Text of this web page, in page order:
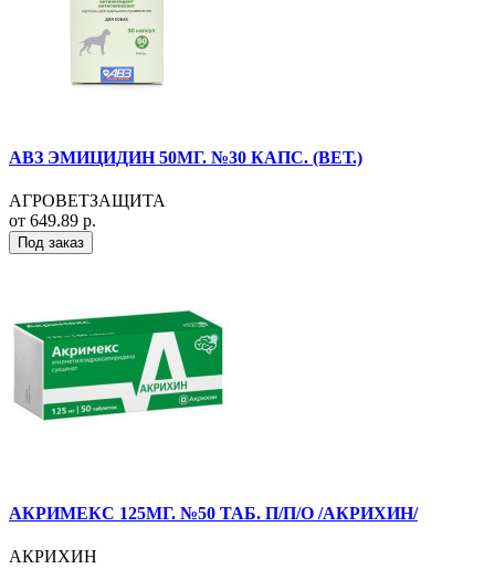
АВЗ ЭМИЦИДИН 50МГ. №30 КАПС. (ВЕТ.)
АГРОВЕТЗАЩИТА
от 649.89 р.
Под заказ
АКРИМЕКС 125МГ. №50 ТАБ. П/П/О /АКРИХИН/
АКРИХИН